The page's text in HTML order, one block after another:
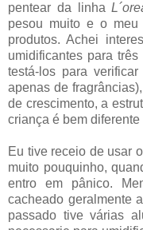
pentear da linha
pesou muito e o
produtos. Achei
umidificantes para
testá-los para
apenas de
de crescimento, a
criança é bem
Eu tive receio de usar
muito pouquinho,
entro em pânico.
cacheado geralmente
passado tive várias